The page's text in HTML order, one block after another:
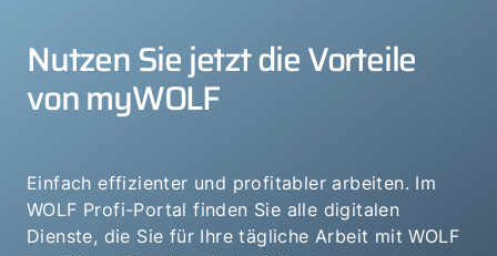
Nutzen Sie jetzt die Vorteile
von myWOLF
Einfach effizienter und profitabler arbeiten. Im
WOLF Profi-Portal finden Sie alle digitalen
Dienste, die Sie für Ihre tägliche Arbeit mit WOLF